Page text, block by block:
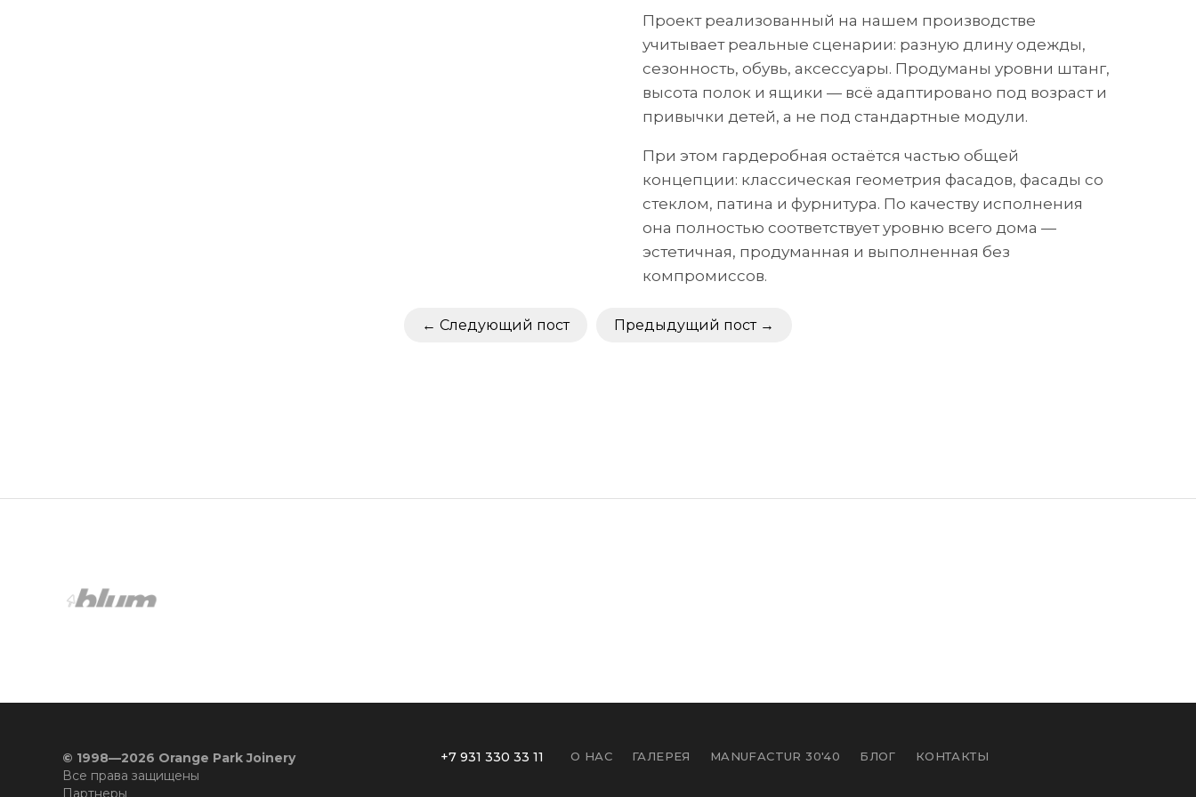
Проект реализованный на нашем производстве
учитывает реальные сценарии: разную длину одежды,
сезонность, обувь, аксессуары. Продуманы уровни штанг,
высота полок и ящики — всё адаптировано под возраст и
привычки детей, а не под стандартные модули.
При этом гардеробная остаётся частью общей
концепции: классическая геометрия фасадов, фасады со
стеклом, патина и фурнитура. По качеству исполнения
она полностью соответствует уровню всего дома —
эстетичная, продуманная и выполненная без
компромиссов.
Предыдущий пост
Следующий пост
© 1998—2026 Orange Park Joinery
Все права защищены
Партнеры
+7 931 330 33 11 О НАС ГАЛЕРЕЯ MANUFACTUR 30'40 БЛОГ КОНТАКТЫ